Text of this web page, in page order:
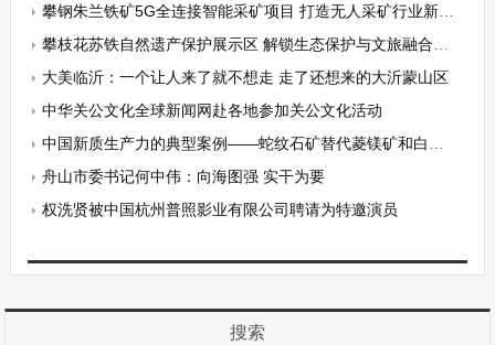
攀钢朱兰铁矿5G全连接智能采矿项目 打造无人采矿行业新标杆
攀枝花苏铁自然遗产保护展示区 解锁生态保护与文旅融合新场景
大美临沂：一个让人来了就不想走 走了还想来的大沂蒙山区
中华关公文化全球新闻网赴各地参加关公文化活动
中国新质生产力的典型案例——蛇纹石矿替代菱镁矿和白云石矿提取金属镁和镁盐
舟山市委书记何中伟：向海图强 实干为要
权洗贤被中国杭州普照影业有限公司聘请为特邀演员
搜索